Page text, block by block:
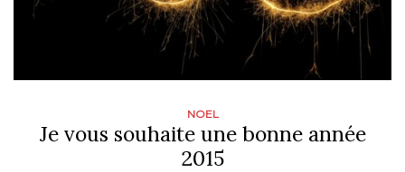
NOEL
Je vous souhaite une bonne année
2015